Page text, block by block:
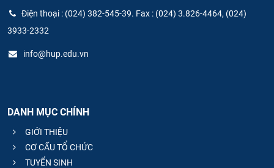
Điện thoại : (024) 382-545-39. Fax : (024) 3.826-4464, (024)
3933-2332
info@hup.edu.vn
DANH MỤC CHÍNH
GIỚI THIỆU
CƠ CẤU TỔ CHỨC
TUYỂN SINH